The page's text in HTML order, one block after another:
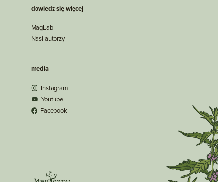
dowiedz się więcej
MagLab
Nasi autorzy
media
Instagram
Youtube
Facebook